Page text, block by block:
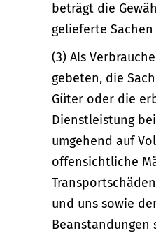
beträgt die
gelieferte Sachen
(3) Als
gebeten, die
Güter oder die
Dienstleistung
umgehend auf
offensichtliche
und uns sowie
Beanstandungen